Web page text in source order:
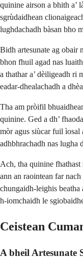
quinine airson a bhith a’
sgrùdaidhean
lughdachadh bàsan bho
Bidh artesunate ag obair
bhon fhuil agad nas
a thathar a’ dèiligeadh ri
eadar-dhealachadh a
Tha am pròifil
quinine. Ged a dh’
mòr agus siùcar fuil ìosal
adhbhrachadh nas lugha
Ach, tha quinine
ann an raointean far
chungaidh-leighis beatha
h-iomchaidh le
Ceistean
A bheil Artesunate